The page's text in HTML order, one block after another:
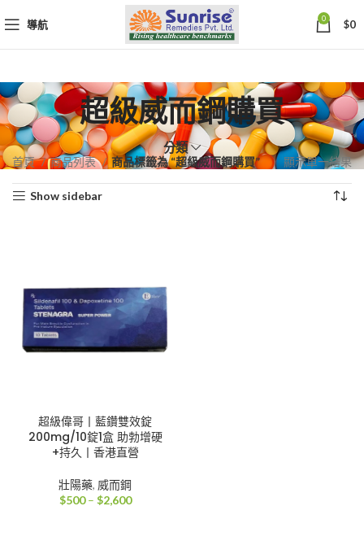
導航 0 $0
超級威而鋼購買
分類
首頁 商品列表 商品標籤為 “超級威而鋼購買” 顯示單一結果
Show sidebar
超級偉哥丨藍鑽雙效錠
200mg/10錠1盒 助勃增硬
+持久丨香港直營
壯陽藥, 威而鋼
$500 – $2,600價